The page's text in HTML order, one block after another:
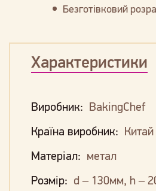
Безготівковий
Характеристики
Виробник: BakingChef
Країна виробник: Китай
Матеріал: метал
Розмір: d – 130мм, h –